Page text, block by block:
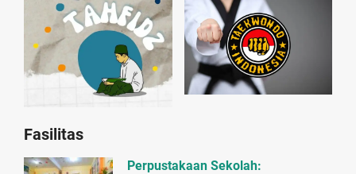
Fasilitas
Perpustakaan Sekolah: